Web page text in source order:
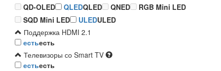
QD-OLED
QLEDQLED QNED
RGB Mini LED
SQD Mini LED
ULEDULED
Поддержка HDMI 2.1
естьесть
Телевизоры со Smart TV
естьесть